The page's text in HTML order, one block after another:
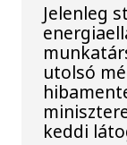
Jelenleg
utolsó
keddi